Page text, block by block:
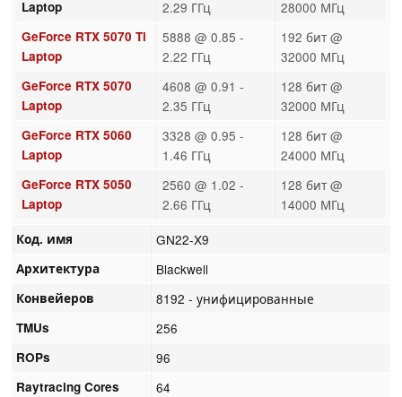
Laptop
2.29 ГГц
28000 МГц
GeForce RTX 5070 Ti
Laptop
5888 @ 0.85 -
2.22 ГГц
192 бит @
32000 МГц
GeForce RTX 5070
Laptop
4608 @ 0.91 -
2.35 ГГц
128 бит @
32000 МГц
GeForce RTX 5060
Laptop
3328 @ 0.95 -
1.46 ГГц
128 бит @
24000 МГц
GeForce RTX 5050
Laptop
2560 @ 1.02 -
2.66 ГГц
128 бит @
14000 МГц
Код. имя GN22-X9
Архитектура Blackwell
Конвейеров 8192 - унифицированные
TMUs 256
ROPs 96
Raytracing Cores 64